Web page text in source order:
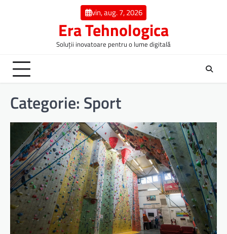
vin, aug. 7, 2026
Era Tehnologica
Soluții inovatoare pentru o lume digitală
Categorie: Sport